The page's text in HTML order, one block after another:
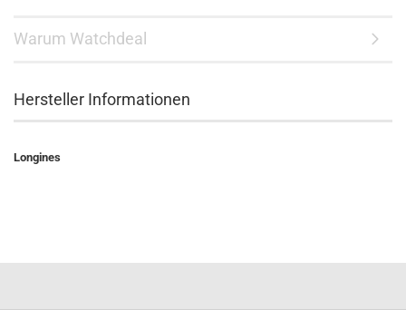
Warum Watchdeal
Hersteller Informationen
Longines